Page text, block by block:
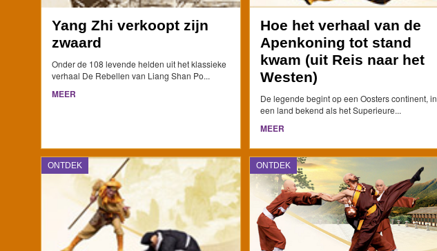
Yang Zhi verkoopt zijn
zwaard
Onder de 108 levende helden uit het klassieke
verhaal De Rebellen van Liang Shan Po...
MEER
Hoe het verhaal van de
Apenkoning tot stand
kwam (uit Reis naar het
Westen)
De legende begint op een Oosters continent, in
een land bekend als het Superieure...
MEER
ONTDEK ONTDEK